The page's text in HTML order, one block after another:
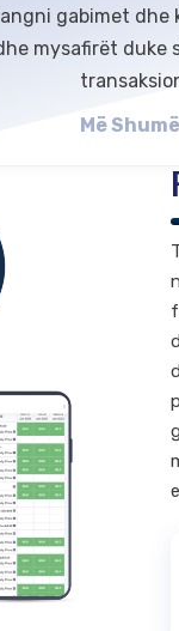
gabimet dhe
mysafirët duke
Më Shumë